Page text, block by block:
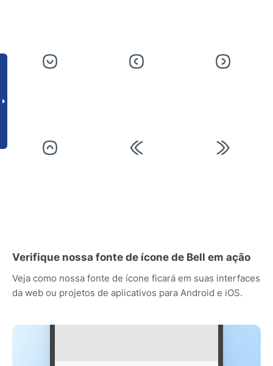
Verifique nossa fonte de ícone de Bell em ação
Veja como nossa fonte de ícone ficará em suas interfaces
da web ou projetos de aplicativos para Android e iOS.